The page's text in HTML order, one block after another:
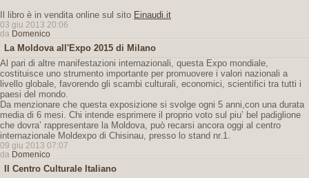
Il libro è in vendita online sul sito Einaudi.it
03 giu 2013 20:06
da Domenico
La Moldova all'Expo 2015 di Milano
Al pari di altre manifestazioni internazionali, questa Expo mondiale,
costituisce uno strumento importante per promuovere i valori nazionali a
livello globale, favorendo gli scambi culturali, economici, scientifici tra tutti i
paesi del mondo.
Da menzionare che questa exposizione si svolge ogni 5 anni,con una durata
media di 6 mesi. Chi intende esprimere il proprio voto sul piu’ bel padiglione
che dovra’ rappresentare la Moldova, può recarsi ancora oggi al centro
internazionale Moldexpo di Chisinau, presso lo stand nr.1.
09 giu 2013 07:07
da Domenico
Il Centro Culturale Italiano